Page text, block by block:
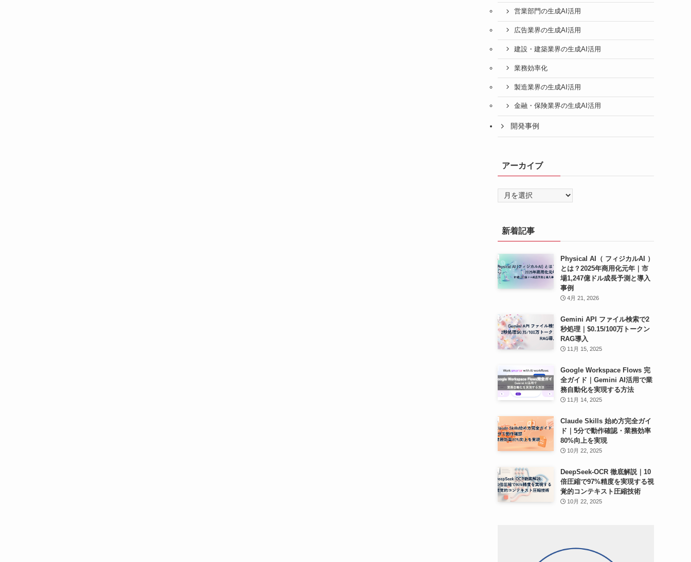
営業部門の生成AI活用
広告業界の生成AI活用
建設・建築業界の生成AI活用
業務効率化
製造業界の生成AI活用
金融・保険業界の生成AI活用
開発事例
アーカイブ
ー
イ新着記事
Physical AI（ フィジカルAI ）
とは？2025年商用化元年｜市
場1,247億ドル成長予測と導入
事例
4月 21, 2026
Gemini API ファイル検索で2
秒処理｜$0.15/100万トークン
RAG導入
11月 15, 2025
Google Workspace Flows 完
全ガイド｜Gemini AI活用で業
務自動化を実現する方法
11月 14, 2025
Claude Skills 始め方完全ガイ
ド｜5分で動作確認・業務効率
80%向上を実現
10月 22, 2025
DeepSeek-OCR 徹底解説｜10
倍圧縮で97%精度を実現する視
覚的コンテキスト圧縮技術
10月 22, 2025